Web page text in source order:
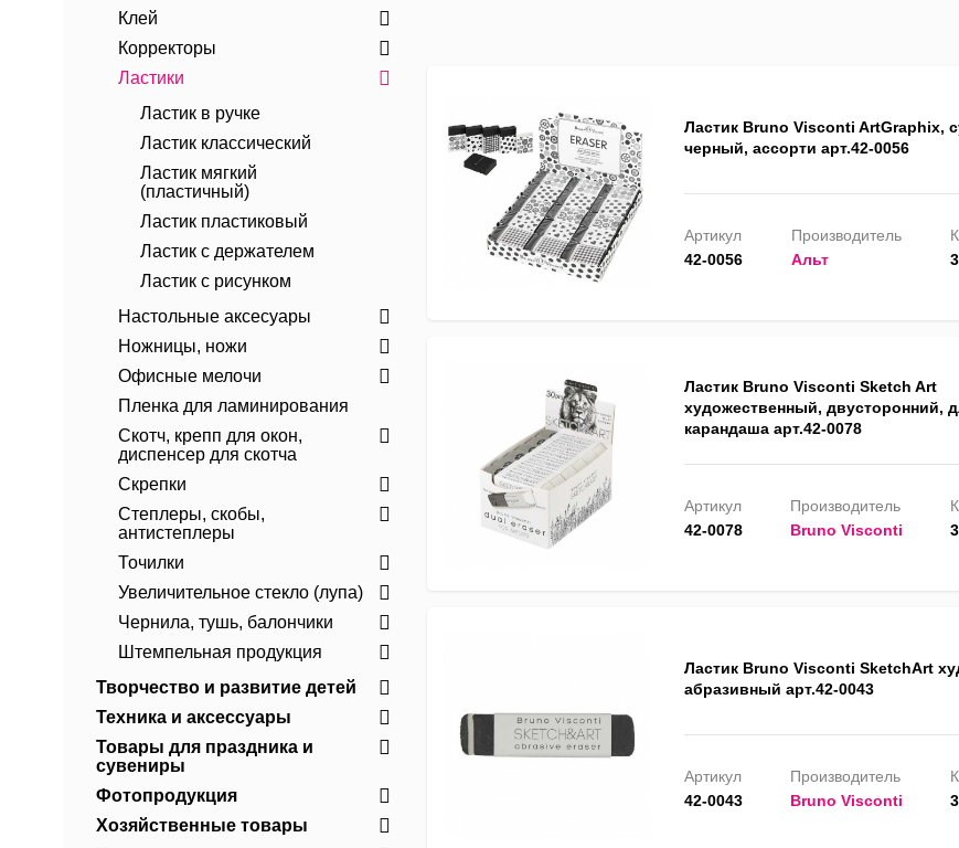
Клей
Корректоры
Ластики
Ластик в ручке
Ластик классический
Ластик мягкий
(пластичный)
Ластик пластиковый
Ластик с держателем
Ластик с рисунком
Настольные аксесуары
Ножницы, ножи
Офисные мелочи
Пленка для ламинирования
Скотч, крепп для окон,
диспенсер для скотча
Скрепки
Степлеры, скобы,
антистеплеры
Точилки
Увеличительное стекло (лупа)
Чернила, тушь, балончики
Штемпельная продукция
Творчество и развитие детей
Техника и аксессуары
Товары для праздника и
сувениры
Фотопродукция
Хозяйственные товары
Ластик Bruno Visconti ArtGraphix,
черный, ассорти арт.42-0056
Артикул
42-0056
Производитель
Альт
Ластик Bruno Visconti Sketch Art
художественный, двусторонний,
карандаша арт.42-0078
Артикул
42-0078
Производитель
Bruno Visconti
Ластик Bruno Visconti SketchArt
абразивный арт.42-0043
Артикул
42-0043
Производитель
Bruno Visconti